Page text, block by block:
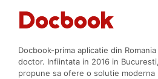
Docbook-prima aplicatie din
doctor. Infiintata in 2016 in
propune sa ofere o solutie